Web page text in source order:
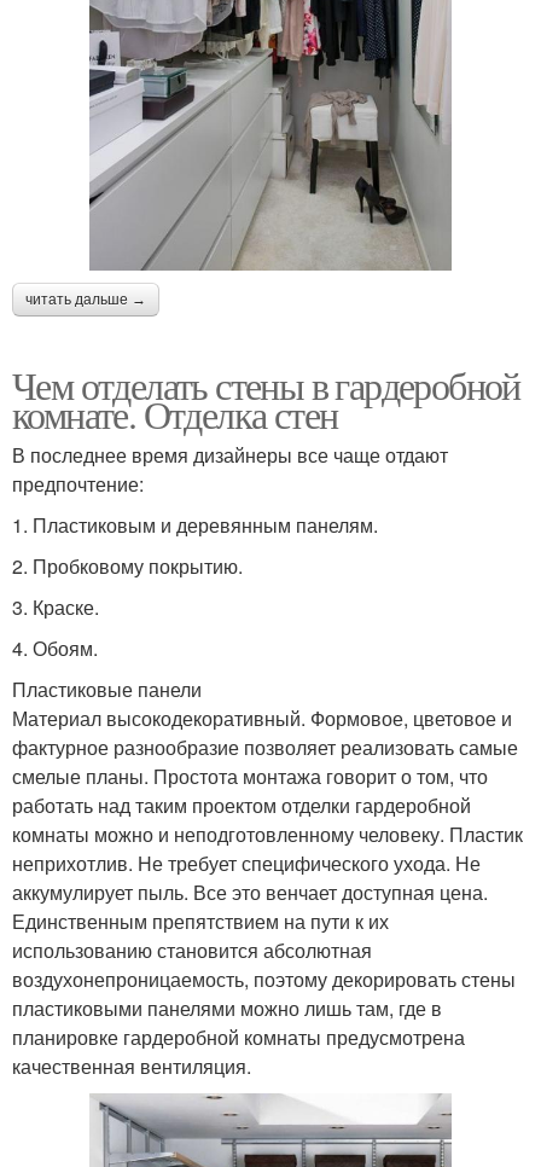
читать дальше →
Чем отделать стены в гардеробной
комнате. Отделка стен
В последнее время дизайнеры все чаще отдают
предпочтение:
1.​ Пластиковым и деревянным панелям.
2.​ Пробковому покрытию.
3.​ Краске.
4.​ Обоям.
Пластиковые панели
Материал высокодекоративный. Формовое, цветовое и
фактурное разнообразие позволяет реализовать самые
смелые планы. Простота монтажа говорит о том, что
работать над таким проектом отделки гардеробной
комнаты можно и неподготовленному человеку. Пластик
неприхотлив. Не требует специфического ухода. Не
аккумулирует пыль. Все это венчает доступная цена.
Единственным препятствием на пути к их
использованию становится абсолютная
воздухонепроницаемость, поэтому декорировать стены
пластиковыми панелями можно лишь там, где в
планировке гардеробной комнаты предусмотрена
качественная вентиляция.